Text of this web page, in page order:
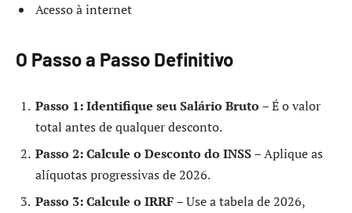
Acesso à internet
O Passo a Passo Definitivo
Passo 1: Identifique seu Salário Bruto – É o valor
total antes de qualquer desconto.
Passo 2: Calcule o Desconto do INSS– Aplique as
alíquotas progressivas de 2026.
Passo 3: Calcule o IRRF– Use a tabela de 2026,